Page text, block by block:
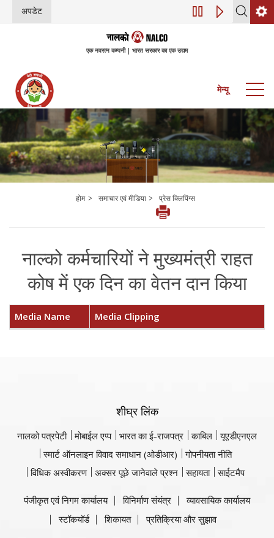
अपडेट डिजिटल परिवर्तन
एक नवरत्न कम्पनी | भारत सरकार का एक उद्यम
मेन्यू
होम> समाचार एवं मीडिया > प्रेस क्लिपिंग्स
नाल्को कर्मचारियों ने मुख्यमंत्री राहत
कोष में एक दिन का वेतन दान किया
Media Name Media Clipping
शीघ्र लिंक
नालको पत्रपेटी मोबाईल एप्प भारत का ई-राजपत्र काबिल
यूएडीएनएल
स्मार्ट ऑनलाइन विवाद समाधान (ओडीआर)
गोपनीयता नीति
विधिक अस्वीकरण
अक्सर पूछे जानेवाले प्रश्न सहायता साईटमैप
पंजीकृत एवं निगम कार्यालय विनिर्माण संयंत्र
व्यावसायिक कार्यालय
स्टॉकयॉर्ड
शिकायत प्रतिक्रिया और सुझाव